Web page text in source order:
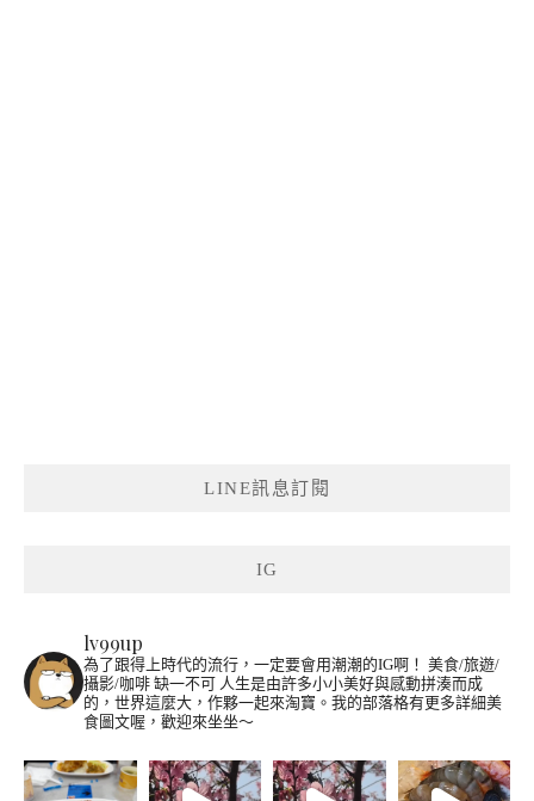
LINE訊息訂閱
IG
lv99up
為了跟得上時代的流行，一定要會用潮潮的IG啊！ 美食/旅遊/
攝影/咖啡 缺一不可 人生是由許多小小美好與感動拼湊而成
的，世界這麼大，作夥一起來淘寶。我的部落格有更多詳細美
食圖文喔，歡迎來坐坐～